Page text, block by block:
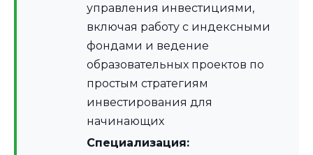
управления инвестициями,
включая работу с индексными
фондами и ведение
образовательных проектов по
простым стратегиям
инвестирования для
начинающих
Специализация: